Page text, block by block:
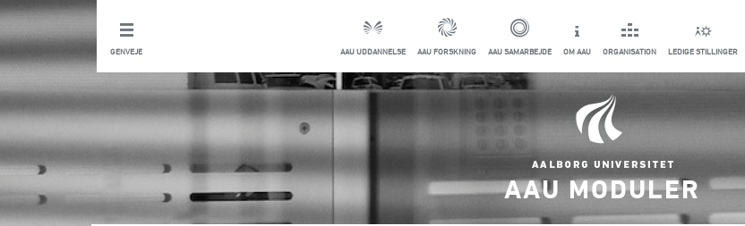
GENVEJE AAU UDDANNELSE AAU FORSKNING AAU SAMARBEJDE OM AAU ORGANISATION LEDIGE STILLINGER
AAU MODULER